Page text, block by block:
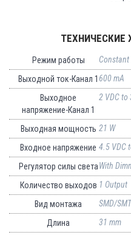
ТЕХНИЧЕСКИЕ
Режим работы
Constant
Выходной ток-Канал 1 600 mA
Выходное
напряжение-Канал 1
2 VDC to
Выходная мощность 21 W
Входное напряжение 4.5 VDC
Регулятор силы светаWith
Количество выходов 1 Output
Вид монтажа
SMD/SMT
Длина
31 mm